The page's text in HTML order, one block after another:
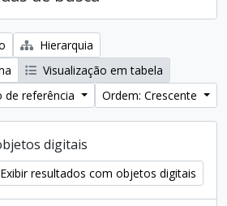
Hierarquia
Visualização em tabela
de referência
Ordem: Crescente
digitais
Exibir resultados com objetos digitais